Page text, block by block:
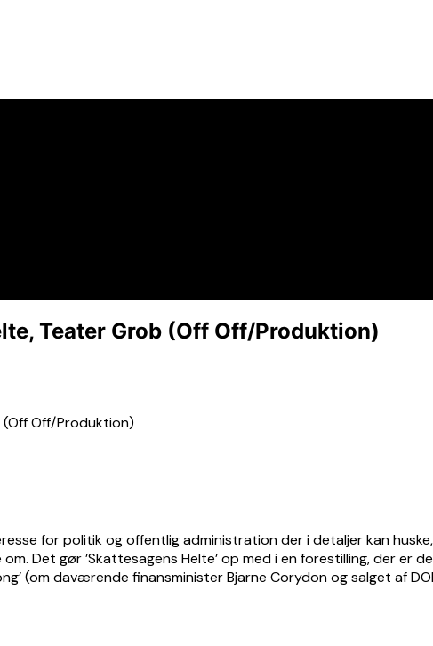
Teater Grob (Off Off/Produktion)
for politik og offentlig administration der i detaljer kan
Det gør ’Skattesagens Helte’ op med i en forestilling, der er
(om daværende finansminister Bjarne Corydon og salget af